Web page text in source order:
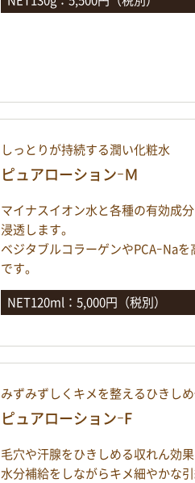
しっとりが持続する潤い化粧水
ピュアローションｰＭ
マイナスイオン水と各種の有効成
浸透します。
ベジタブルコラーゲンやPCAｰNa
です。
NET120ml：5,000円（税別）
みずみずしくキメを整えるひきし
ピュアローションｰF
毛穴や汗腺をひきしめる収れん効
水分補給をしながらキメ細やかな